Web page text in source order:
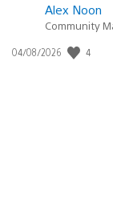
Alex Noon
Community
Date
04/08/2026 4